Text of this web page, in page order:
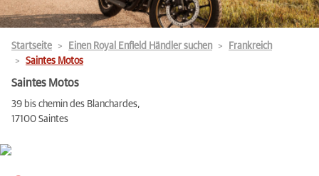
Startseite Einen Royal Enfield Händler suchen
Frankreich
Saintes Motos
Saintes Motos
39 bis chemin des Blanchardes,
17100 Saintes